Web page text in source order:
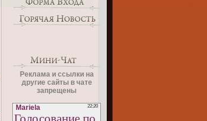
Реклама и ссылки на
другие сайты в чате
запрещены